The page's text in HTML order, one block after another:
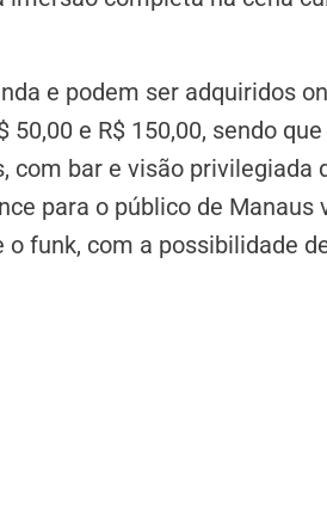
e podem ser adquiridos
e R$ 150,00, sendo
com bar e visão privilegiada
para o público de Manaus
funk, com a possibilidade